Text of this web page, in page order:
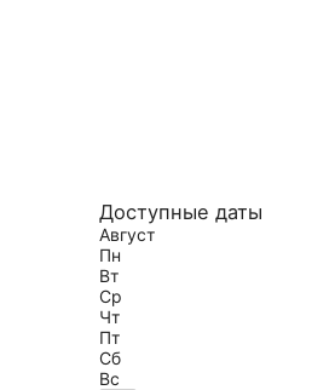
Доступные даты
Август
Пн
Вт
Ср
Чт
Пт
Сб
Вс